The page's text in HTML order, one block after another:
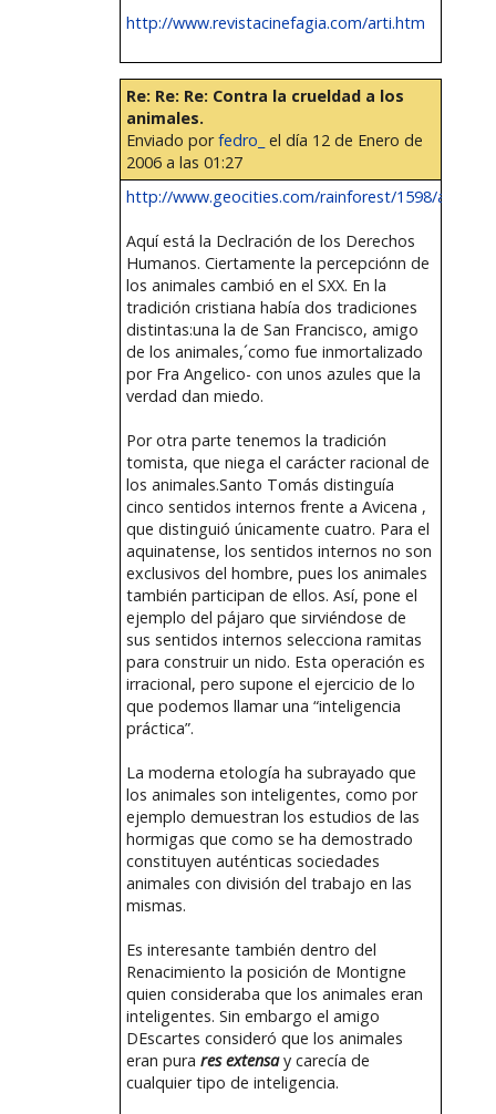
http://www.revistacinefagia.com/arti.htm
Re: Re: Re: Contra la crueldad a los
animales.
Enviado porfedro_ el día 12 de Enero de
2006 a las 01:27
http://www.geocities.com/rainforest/1598/
Aquí está la Declración de los Derechos
Humanos. Ciertamente la percepciónn de
los animales cambió en el SXX. En la
tradición cristiana había dos tradiciones
distintas:una la de San Francisco, amigo
de los animales,´como fue inmortalizado
por Fra Angelico- con unos azules que la
verdad dan miedo.
Por otra parte tenemos la tradición
tomista, que niega el carácter racional de
los animales.Santo Tomás distinguía
cinco sentidos internos frente a Avicena ,
que distinguió únicamente cuatro. Para el
aquinatense, los sentidos internos no son
exclusivos del hombre, pues los animales
también participan de ellos. Así, pone el
ejemplo del pájaro que sirviéndose de
sus sentidos internos selecciona ramitas
para construir un nido. Esta operación es
irracional, pero supone el ejercicio de lo
que podemos llamar una “inteligencia
práctica”.
La moderna etología ha subrayado que
los animales son inteligentes, como por
ejemplo demuestran los estudios de las
hormigas que como se ha demostrado
constituyen auténticas sociedades
animales con división del trabajo en las
mismas.
Es interesante también dentro del
Renacimiento la posición de Montigne
quien consideraba que los animales eran
inteligentes. Sin embargo el amigo
DEscartes consideró que los animales
eran pura res extensay carecía de
cualquier tipo de inteligencia.